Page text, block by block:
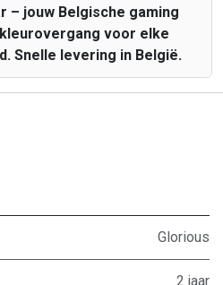
– jouw Belgische gaming
voor elke
Snelle levering in België.
Glorious
2 jaar